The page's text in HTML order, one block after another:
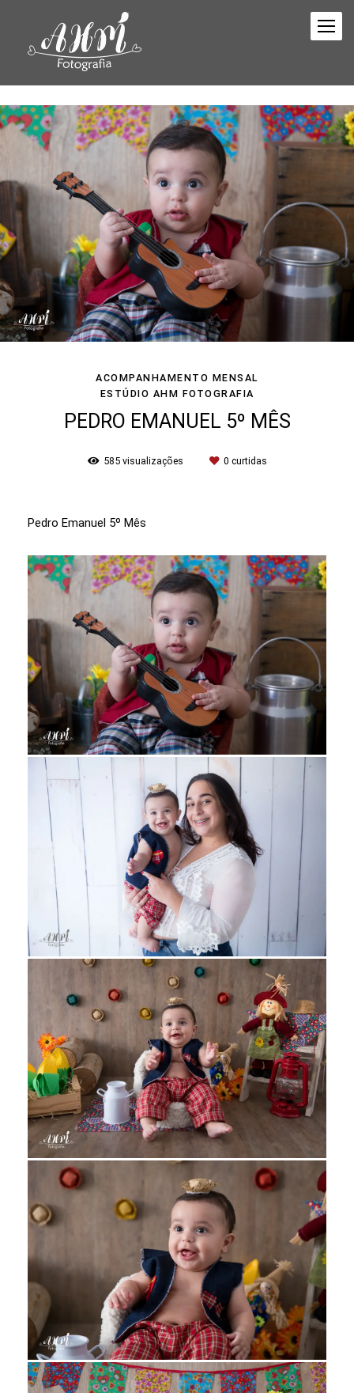
ACOMPANHAMENTO MENSAL
ESTÚDIO AHM FOTOGRAFIA
PEDRO EMANUEL 5º MÊS
585visualizações 0 curtidas
Pedro Emanuel 5º Mês